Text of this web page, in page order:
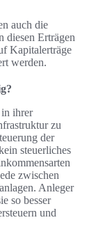
auch die
diesen Erträgen
Kapitalerträge
werden.
ihrer
zu
der
steuerliches
zwischen
Anleger
so besser
und